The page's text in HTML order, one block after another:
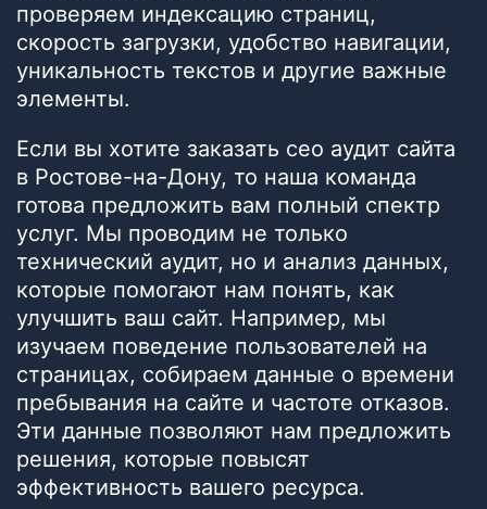
проверяем индексацию страниц,
скорость загрузки, удобство навигации,
уникальность текстов и другие важные
элементы.
Если вы хотите заказать сео аудит сайта
в Ростове-на-Дону, то наша команда
готова предложить вам полный спектр
услуг. Мы проводим не только
технический аудит, но и анализ данных,
которые помогают нам понять, как
улучшить ваш сайт. Например, мы
изучаем поведение пользователей на
страницах, собираем данные о времени
пребывания на сайте и частоте отказов.
Эти данные позволяют нам предложить
решения, которые повысят
эффективность вашего ресурса.